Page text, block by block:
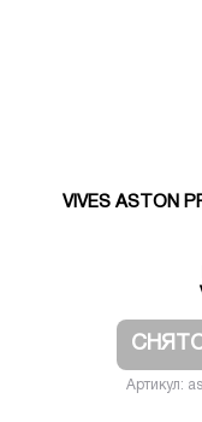
VIVES ASTON
Артикул: